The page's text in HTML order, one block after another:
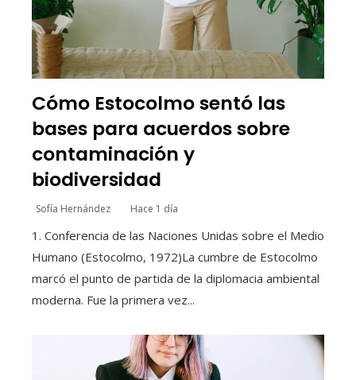
Cómo Estocolmo sentó las
bases para acuerdos sobre
contaminación y
biodiversidad
Sofía Hernández Hace 1 día
1. Conferencia de las Naciones Unidas sobre el Medio
Humano (Estocolmo, 1972)La cumbre de Estocolmo
marcó el punto de partida de la diplomacia ambiental
moderna. Fue la primera vez...